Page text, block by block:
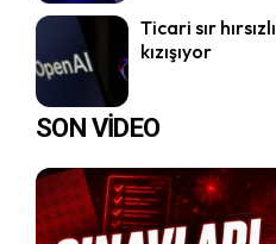
Ticari sır
kızışıyor
SON VİDEO